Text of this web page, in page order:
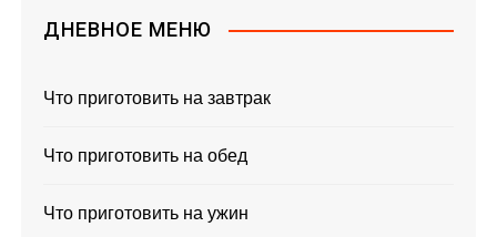
ДНЕВНОЕ МЕНЮ
Что приготовить на завтрак
Что приготовить на обед
Что приготовить на ужин